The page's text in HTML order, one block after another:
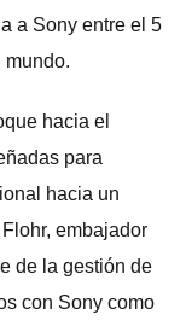
a Sony entre el 5
mundo.
hacia el
para
hacia un
embajador
de la gestión de
con Sony como